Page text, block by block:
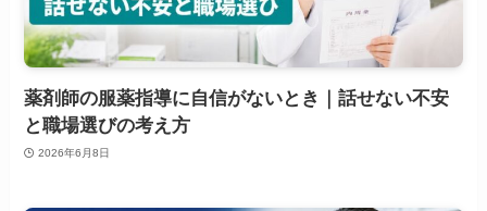
薬剤師の服薬指導に自信がないとき｜話せない不安
と職場選びの考え方
2026年6月8日